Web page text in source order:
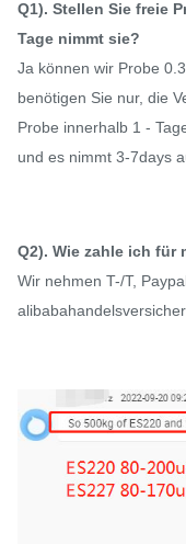
Q1). Stellen Sie freie
Tage nimmt sie?
Ja können wir Probe
benötigen Sie nur, die
Probe innerhalb 1 -
und es nimmt 3-7days
Q2). Wie zahle ich für
Wir nehmen T-/T,